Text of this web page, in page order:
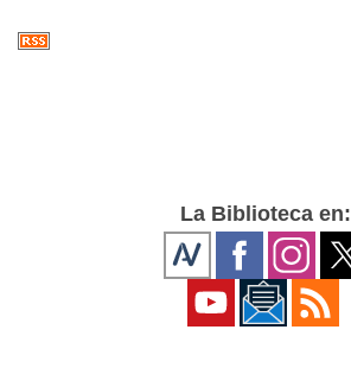
La Biblioteca en: